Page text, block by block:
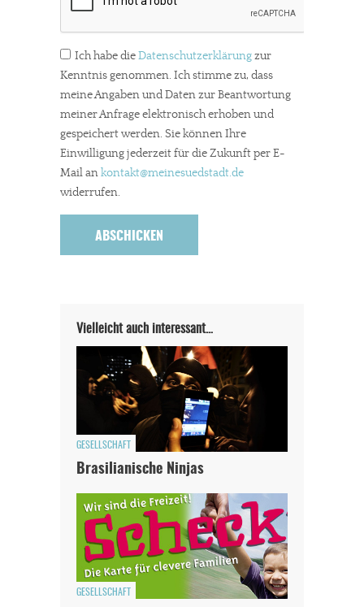
Ich habe dieDatenschutzerklärungzur
Kenntnis genommen. Ich stimme zu, dass
meine Angaben und Daten zur Beantwortung
meiner Anfrage elektronisch erhoben und
gespeichert werden. Sie können Ihre
Einwilligung jederzeit für die Zukunft per E-
Mail ankontakt@meinesuedstadt.de
widerrufen.
Vielleicht auch interessant…
GESELLSCHAFT
Brasilianische Ninjas
GESELLSCHAFT